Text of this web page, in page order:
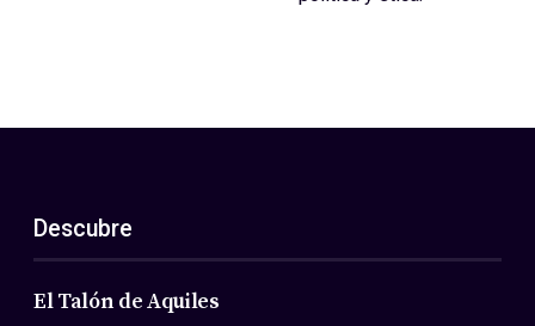
Descubre
El Talón de Aquiles